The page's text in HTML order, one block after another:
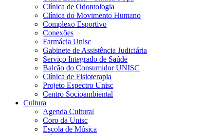
Clínica de Odontologia
Clínica do Movimento Humano
Complexo Esportivo
Conexões
Farmácia Unisc
Gabinete de Assistência Judiciária
Serviço Integrado de Saúde
Balcão do Consumidor UNISC
Clínica de Fisioterapia
Projeto Espectro Unisc
Centro Socioambiental
Cultura
Agenda Cultural
Coro da Unisc
Escola de Música